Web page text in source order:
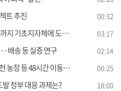
트 추진 00:32
자체에 도입 [정책현장+] 03:17
배송 등 실증 연구 02:14
장 등 48시간 이동중지 00:25
정부 대응 과제는? 18:00